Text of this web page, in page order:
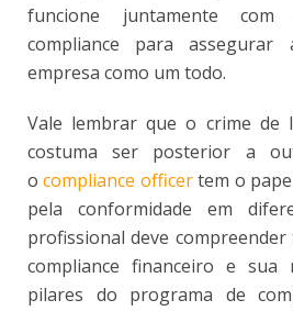
funcione juntamente
compliance para assegurar
empresa como um todo.
Vale lembrar que o crime de
costuma ser posterior a
ocompliance officertem o
pela conformidade em
profissional deve
compliance financeiro e sua
pilares do programa de